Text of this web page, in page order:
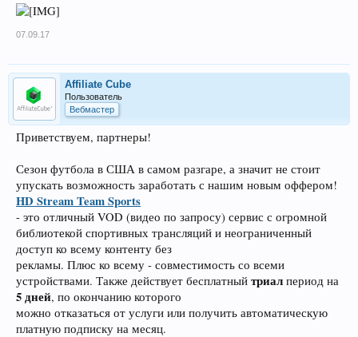
07.09.17
Affiliate Cube
Пользователь
Вебмастер
Приветствуем, партнеры!
Сезон футбола в США в самом разгаре, а значит не стоит
упускать возможность заработать с нашим новым оффером!
HD Stream Team Sports
- это отличный VOD (видео по запросу) сервис с огромной
библиотекой спортивных трансляций и неограниченный
доступ ко всему контенту без
рекламы. Плюс ко всему - совместимость со всеми
устройствами. Также действует бесплатный триал период на
5 дней, по окончанию которого
можно отказаться от услуги или получить автоматическую
платную подписку на месяц.